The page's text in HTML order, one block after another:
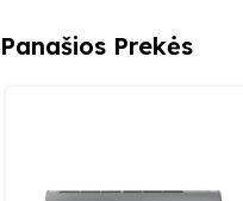
Panašios Prekės